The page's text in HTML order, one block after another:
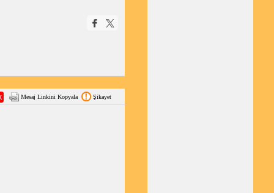
Mesaj Linkini Kopyala Şikayet